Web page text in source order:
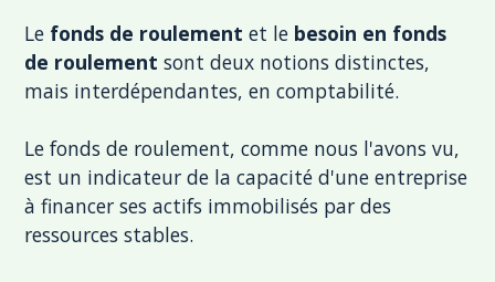
Le fonds de roulement et le besoin en fonds
de roulement sont deux notions distinctes,
mais interdépendantes, en comptabilité.
Le fonds de roulement, comme nous l'avons vu,
est un indicateur de la capacité d'une entreprise
à financer ses actifs immobilisés par des
ressources stables.